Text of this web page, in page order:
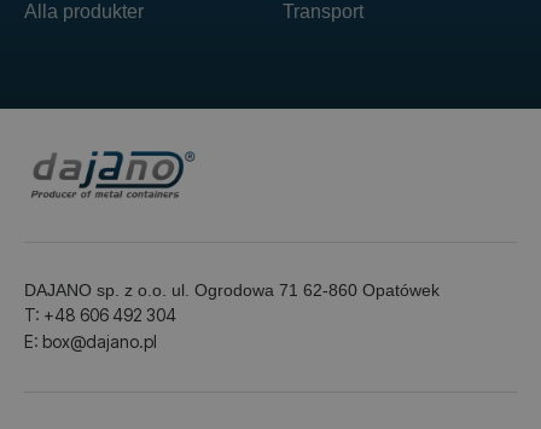
Alla produkter
Transport
DAJANO sp. z o.o. ul. Ogrodowa 71 62-860 Opatówek
T: +48 606 492 304
E: box@dajano.pl